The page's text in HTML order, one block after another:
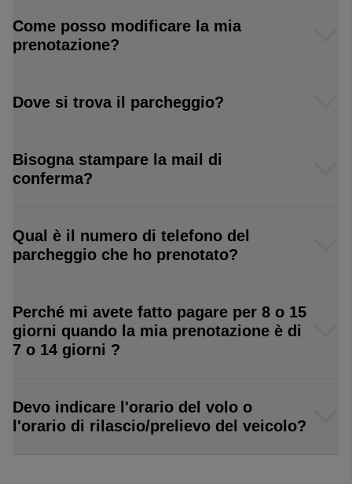
Come posso modificare la mia
prenotazione?
Dove si trova il parcheggio?
Bisogna stampare la mail di
conferma?
Qual è il numero di telefono del
parcheggio che ho prenotato?
Perché mi avete fatto pagare per 8 o 15
giorni quando la mia prenotazione è di
7 o 14 giorni ?
Devo indicare l'orario del volo o
l'orario di rilascio/prelievo del veicolo?